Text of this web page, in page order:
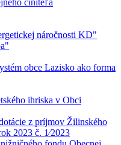
činiteľa
náročnosti KD"
obce Lazisko ako forma
ihriska v Obci
z príjmov Žilinského
2023 č. 1⁄2023